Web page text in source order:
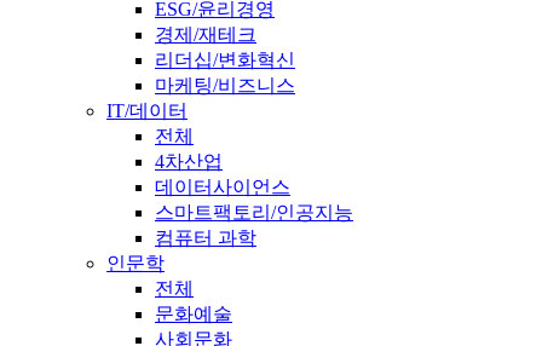
ESG/윤리경영
경제/재테크
리더십/변화혁신
마케팅/비즈니스
IT/데이터
전체
4차산업
데이터사이언스
스마트팩토리/인공지능
컴퓨터 과학
인문학
전체
문화예술
사회문화